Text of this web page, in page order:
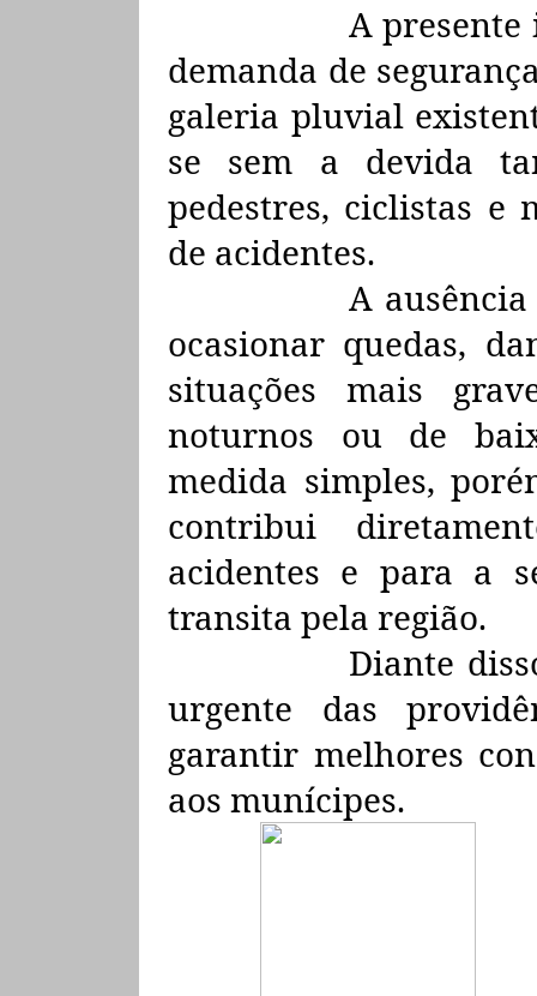
A presente
demanda de
galeria pluvial
se sem a devida
pedestres, ciclistas e
de acidentes.
A
ocasionar quedas,
situações mais
noturnos ou de
medida simples,
contribui
acidentes e para a
transita pela região.
Diante
urgente das
garantir melhores
aos munícipes.